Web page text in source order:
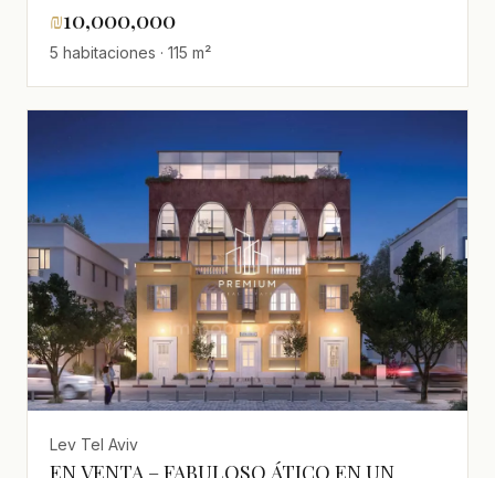
₪10,000,000
5 habitaciones · 115 m²
Lev Tel Aviv